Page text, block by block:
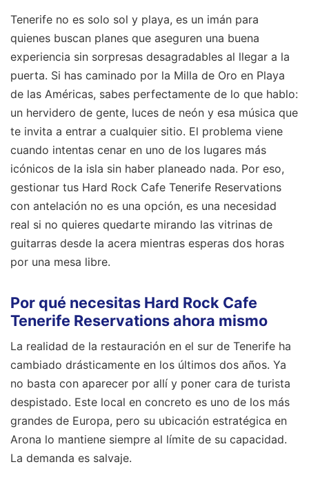
Tenerife no es solo sol y playa, es un imán para
quienes buscan planes que aseguren una buena
experiencia sin sorpresas desagradables al llegar a la
puerta. Si has caminado por la Milla de Oro en Playa
de las Américas, sabes perfectamente de lo que hablo:
un hervidero de gente, luces de neón y esa música que
te invita a entrar a cualquier sitio. El problema viene
cuando intentas cenar en uno de los lugares más
icónicos de la isla sin haber planeado nada. Por eso,
gestionar tus Hard Rock Cafe Tenerife Reservations
con antelación no es una opción, es una necesidad
real si no quieres quedarte mirando las vitrinas de
guitarras desde la acera mientras esperas dos horas
por una mesa libre.
Por qué necesitas Hard Rock Cafe
Tenerife Reservations ahora mismo
La realidad de la restauración en el sur de Tenerife ha
cambiado drásticamente en los últimos dos años. Ya
no basta con aparecer por allí y poner cara de turista
despistado. Este local en concreto es uno de los más
grandes de Europa, pero su ubicación estratégica en
Arona lo mantiene siempre al límite de su capacidad.
La demanda es salvaje.